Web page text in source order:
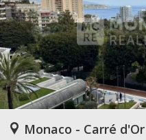
Monaco - Carré d'Or